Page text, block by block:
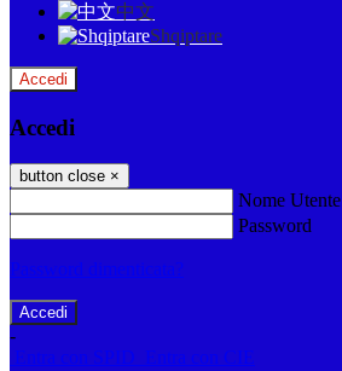
中文
Shqiptare
Accedi
Accedi
button close ×
Nome Utente
Password
Password dimenticata?
-
Entra con SPID
Entra con CIE